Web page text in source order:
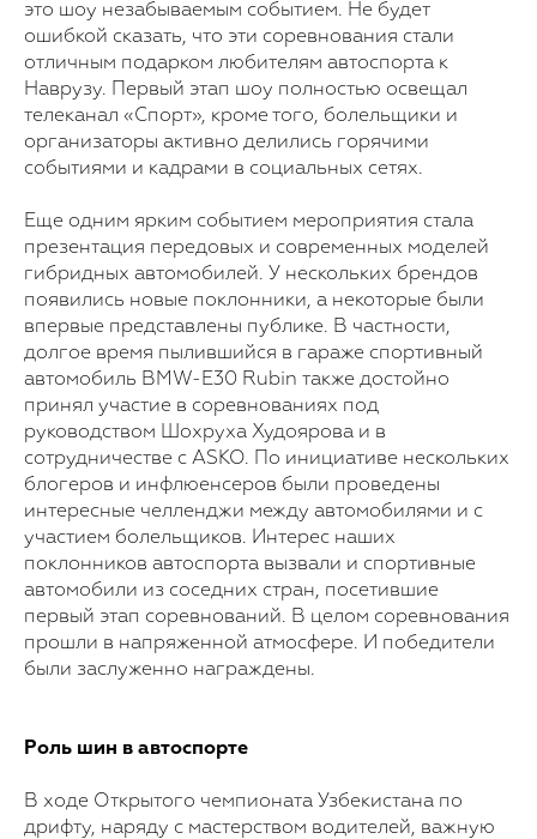
это шоу незабываемым событием. Не будет
ошибкой сказать, что эти соревнования стали
отличным подарком любителям автоспорта к
Наврузу. Первый этап шоу полностью освещал
телеканал «Спорт», кроме того, болельщики и
организаторы активно делились горячими
событиями и кадрами в социальных сетях.
Еще одним ярким событием мероприятия стала
презентация передовых и современных моделей
гибридных автомобилей. У нескольких брендов
появились новые поклонники, а некоторые были
впервые представлены публике. В частности,
долгое время пылившийся в гараже спортивный
автомобиль BMW-E30 Rubin также достойно
принял участие в соревнованиях под
руководством Шохруха Худоярова и в
сотрудничестве с ASKO. По инициативе нескольких
блогеров и инфлюенсеров были проведены
интересные челленджи между автомобилями и с
участием болельщиков. Интерес наших
поклонников автоспорта вызвали и спортивные
автомобили из соседних стран, посетившие
первый этап соревнований. В целом соревнования
прошли в напряженной атмосфере. И победители
были заслуженно награждены.
Роль шин в автоспорте
В ходе Открытого чемпионата Узбекистана по
дрифту, наряду с мастерством водителей, важную